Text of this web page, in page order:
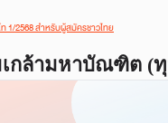
1/2568 สำหรับผู้สมัครชาวไทย
เกล้ามหาบัณฑิต